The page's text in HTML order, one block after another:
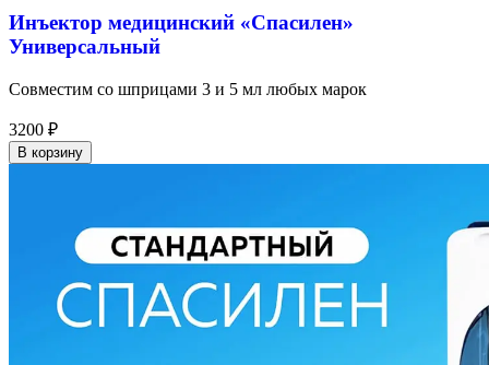
Инъектор медицинский «Спасилен»
Универсальный
Совместим со шприцами 3 и 5 мл любых марок
3200 ₽
В корзину